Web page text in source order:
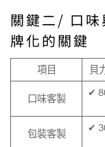
關鍵二/ 口味
牌化的關鍵
項目 貝
口味客製
✔
包裝客製
✔